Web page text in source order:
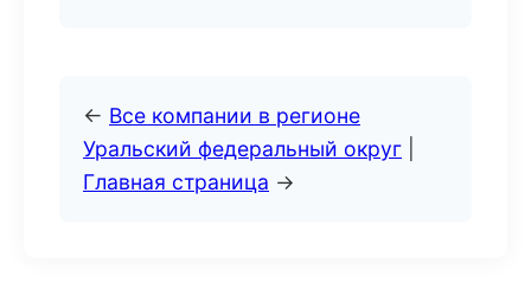
← Все компании в регионе
Уральский федеральный округ
Главная страница →